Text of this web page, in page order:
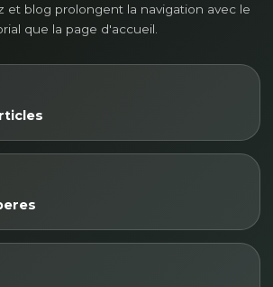
et blog prolongent la navigation avec le
que la page d'accueil.